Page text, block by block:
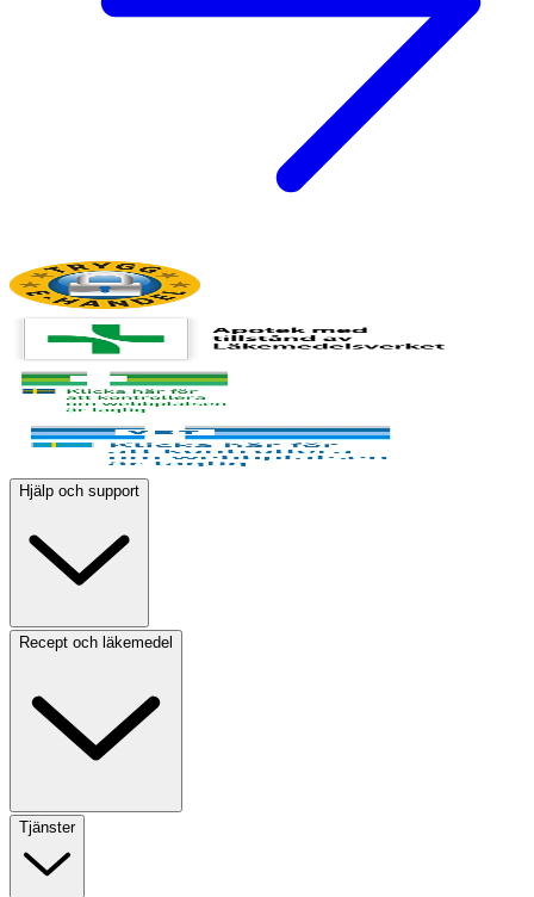
Hjälp och support
Recept och läkemedel
Tjänster